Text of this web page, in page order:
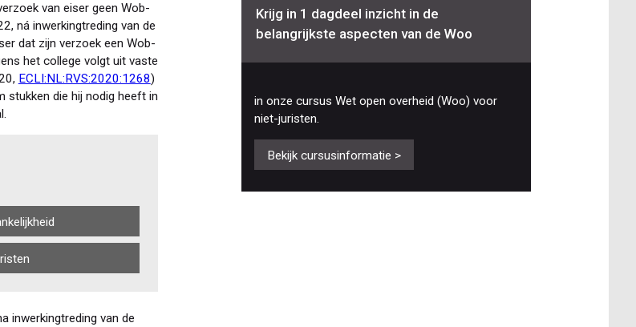
van eiser geen Wob-
ná inwerkingtreding van de
dat zijn verzoek een Wob-
het college volgt uit vaste
ECLI:NL:RVS:2020:1268)
stukken die hij nodig heeft in
inwerkingtreding van de
Krijg in 1 dagdeel inzicht in de
belangrijkste aspecten van de Woo
in onze cursus Wet open overheid (Woo) voor
niet-juristen.
Bekijk cursusinformatie >